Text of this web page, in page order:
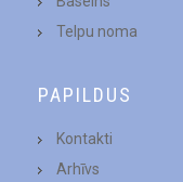
Telpu noma
PAPILDUS
Kontakti
Arhīvs